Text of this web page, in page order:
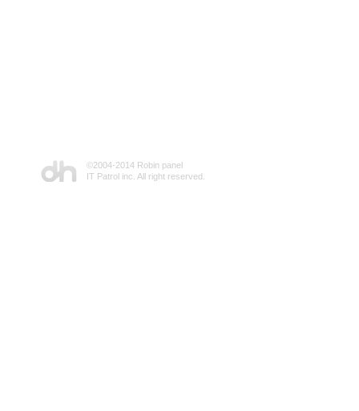
©2004-2014 Robin panel
IT Patrol inc. All right reserved.